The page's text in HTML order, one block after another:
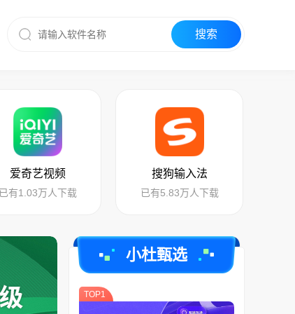
爱奇艺视频
已有1.03万人下载
搜狗输入法
已有5.83万人下载
小杜甄选
TOP1